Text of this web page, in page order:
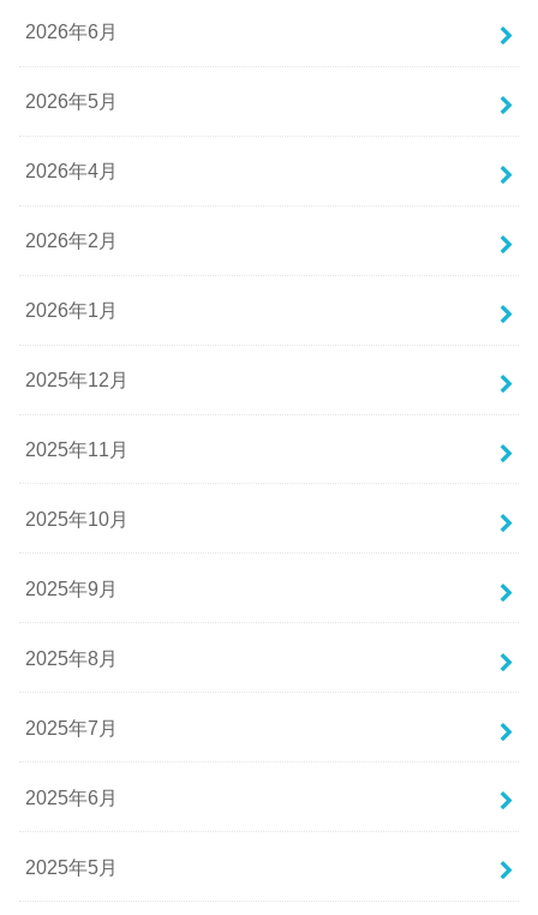
2026年6月
2026年5月
2026年4月
2026年2月
2026年1月
2025年12月
2025年11月
2025年10月
2025年9月
2025年8月
2025年7月
2025年6月
2025年5月